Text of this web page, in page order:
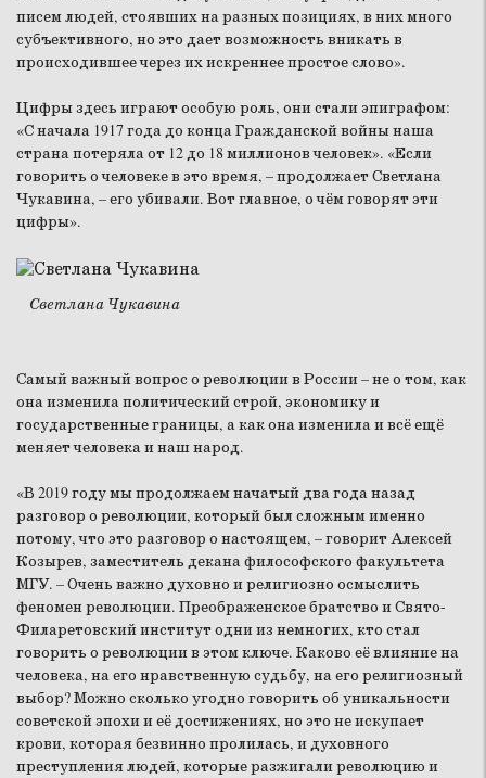
писем людей, стоявших на разных позициях, в них много
субъективного, но это дает возможность вникать в
происходившее через их искреннее простое слово».
Цифры здесь играют особую роль, они стали эпиграфом:
«С начала 1917 года до конца Гражданской войны наша
страна потеряла от 12 до 18 миллионов человек». «Если
говорить о человеке в это время, – продолжает Светлана
Чукавина, – его убивали. Вот главное, о чём говорят эти
цифры».
Светлана Чукавина
Самый важный вопрос о революции в России – не о том, как
она изменила политический строй, экономику и
государственные границы, а как она изменила и всё ещё
меняет человека и наш народ.
«В 2019 году мы продолжаем начатый два года назад
разговор о революции, который был сложным именно
потому, что это разговор о настоящем, – говорит Алексей
Козырев, заместитель декана философского факультета
МГУ. – Очень важно духовно и религиозно осмыслить
феномен революции. Преображенское братство и Свято-
Филаретовский институт одни из немногих, кто стал
говорить о революции в этом ключе. Каково её влияние на
человека, на его нравственную судьбу, на его религиозный
выбор? Можно сколько угодно говорить об уникальности
советской эпохи и её достижениях, но это не искупает
крови, которая безвинно пролилась, и духовного
преступления людей, которые разжигали революцию и